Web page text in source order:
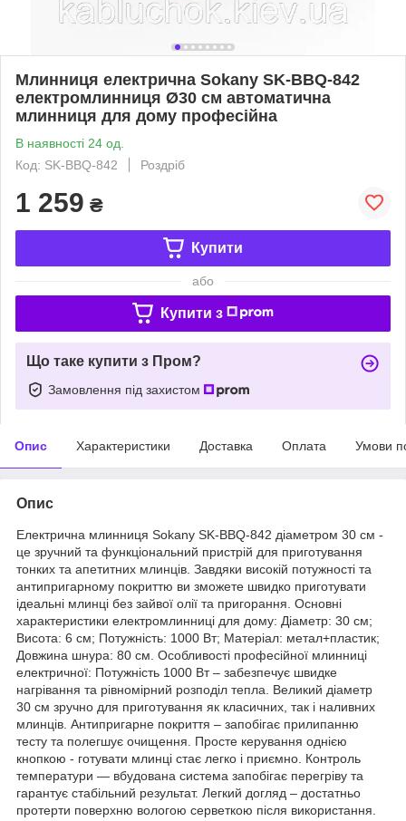
Млинниця електрична Sokany SK-BBQ-842
електромлинниця Ø30 см автоматична
млинниця для дому професійна
В наявності 24 од.
Код: SK-BBQ-842
Роздріб
1 259 ₴
Купити
або
Купити з
Що таке купити з Пром?
Замовлення під захистом
Опис Характеристики Доставка Оплата Умови
Опис
Електрична млинниця Sokany SK-BBQ-842 діаметром 30 см -
це зручний та функціональний пристрій для приготування
тонких та апетитних млинців. Завдяки високій потужності та
антипригарному покриттю ви зможете швидко приготувати
ідеальні млинці без зайвої олії та пригорання. Основні
характеристики електромлинниці для дому: Діаметр: 30 см;
Висота: 6 см; Потужність: 1000 Вт; Матеріал: метал+пластик;
Довжина шнура: 80 см. Особливості професійної млинниці
електричної: Потужність 1000 Вт – забезпечує швидке
нагрівання та рівномірний розподіл тепла. Великий діаметр
30 см зручно для приготування як класичних, так і наливних
млинців. Антипригарне покриття – запобігає прилипанню
тесту та полегшує очищення. Просте керування однією
кнопкою - готувати млинці стає легко і приємно. Контроль
температури — вбудована система запобігає перегріву та
гарантує стабільний результат. Легкий догляд – достатньо
протерти поверхню вологою серветкою після використання.